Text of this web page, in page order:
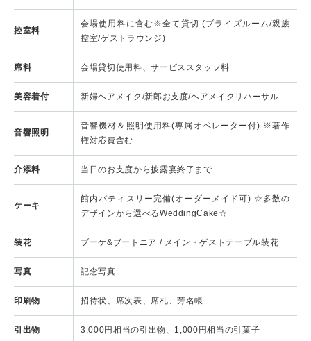
控室料
会場使用料に含む※全て貸切 (ブライズルーム/親族
控室/ゲストラウンジ)
席料 会場貸切使用料、サービススタッフ料
美容着付 新婦ヘアメイク/新郎お支度/ヘアメイクリハーサル
音響照明
音響機材＆照明使用料(専属オペレーター付) ※著作
権対応費含む
介添料 当日のお支度から披露宴終了まで
ケーキ
館内パティスリー完備(オーダーメイド可) ☆多数の
デザインから選べるWeddingCake☆
装花 ブーケ&ブートニア / メイン・ゲストテーブル装花
写真 記念写真
印刷物 招待状、席次表、席札、芳名帳
引出物 3,000円相当の引出物、1,000円相当の引菓子